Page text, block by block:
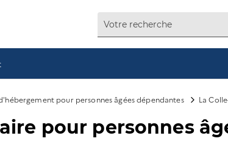
pour personnes âgées dépendantes La
pour personnes